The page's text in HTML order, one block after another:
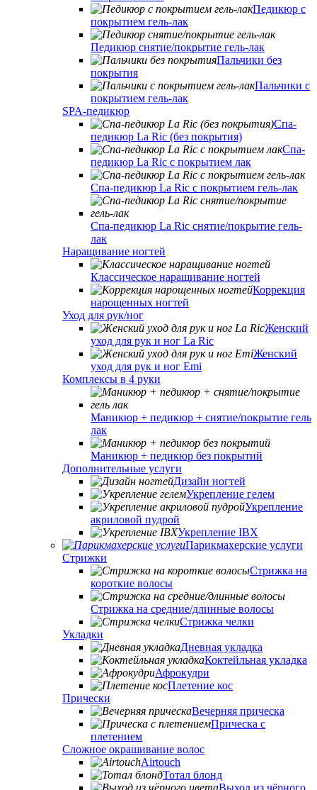
Педикюр с
покрытием гель-лак
Педикюр снятие/покрытие гель-лак
Пальчики без
покрытия
Пальчики с
покрытием гель-лак
SPA-педикюр
Спа-
педикюр La Ric (без покрытия)
Спа-
педикюр La Ric с покрытием лак
Спа-педикюр La Ric с покрытием гель-лак
Спа-педикюр La Ric снятие/покрытие гель-
лак
Наращивание ногтей
Классическое наращивание ногтей
Коррекция
нарощенных ногтей
Уход для рук/ног
Женский
уход для рук и ног La Ric
Женский
уход для рук и ног Emi
Комплексы в 4 руки
Маникюр + педикюр + снятие/покрытие гель
лак
Маникюр + педикюр без покрытий
Дополнительные услуги
Дизайн ногтей
Укрепление гелем
Укрепление
акриловой пудрой
Укрепление IBX
Парикмахерские услуги
Стрижки
Стрижка на
короткие волосы
Стрижка на средние/длинные волосы
Стрижка челки
Укладки
Дневная укладка
Коктейльная укладка
Афрокудри
Плетение кос
Прически
Вечерняя прическа
Прическа с
плетением
Сложное окрашивание волос
Airtouch
Тотал блонд
Выход из чёрного